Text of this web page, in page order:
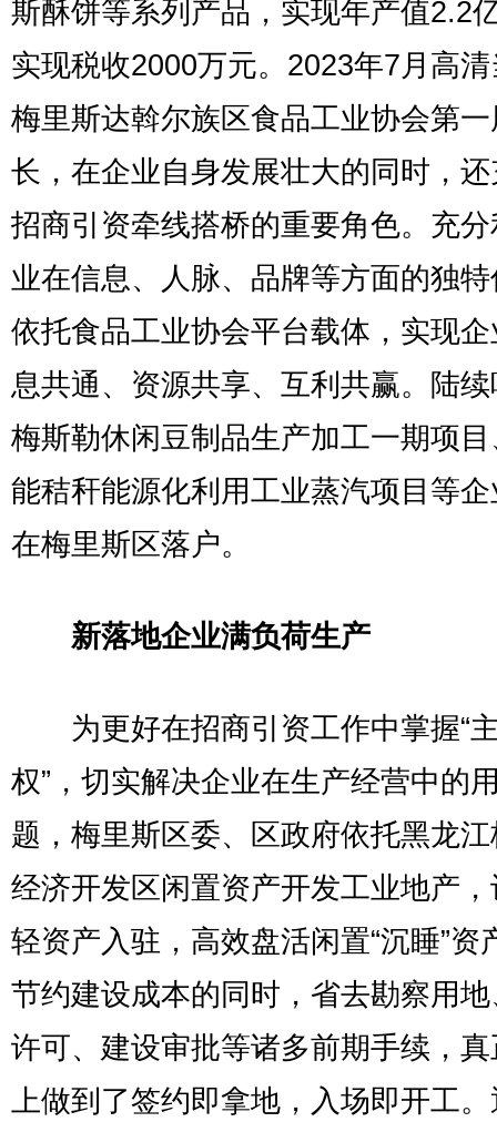
斯酥饼等系列产品，实现年产值2.2
实现税收2000万元。2023年7月高
梅里斯达斡尔族区食品工业协会第
长，在企业自身发展壮大的同时，
招商引资牵线搭桥的重要角色。充
业在信息、人脉、品牌等方面的独
依托食品工业协会平台载体，实现
息共通、资源共享、互利共赢。陆
梅斯勒休闲豆制品生产加工一期项
能秸秆能源化利用工业蒸汽项目等
在梅里斯区落户。
新落地企业满负荷生产
为更好在招商引资工作中掌握“
权”，切实解决企业在生产经营中的
题，梅里斯区委、区政府依托黑龙
经济开发区闲置资产开发工业地产
轻资产入驻，高效盘活闲置“沉睡”资
节约建设成本的同时，省去勘察用
许可、建设审批等诸多前期手续，
上做到了签约即拿地，入场即开工